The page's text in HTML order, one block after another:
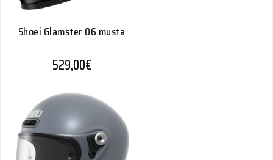
Shoei Glamster 06 musta
529,00€